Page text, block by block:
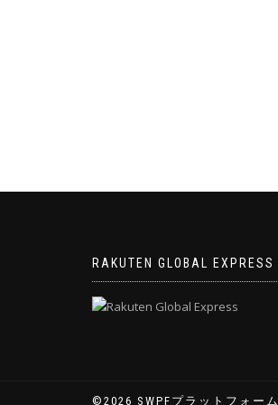
RAKUTEN GLOBAL EXPRESS
©2026 SWPFプラットフォーム